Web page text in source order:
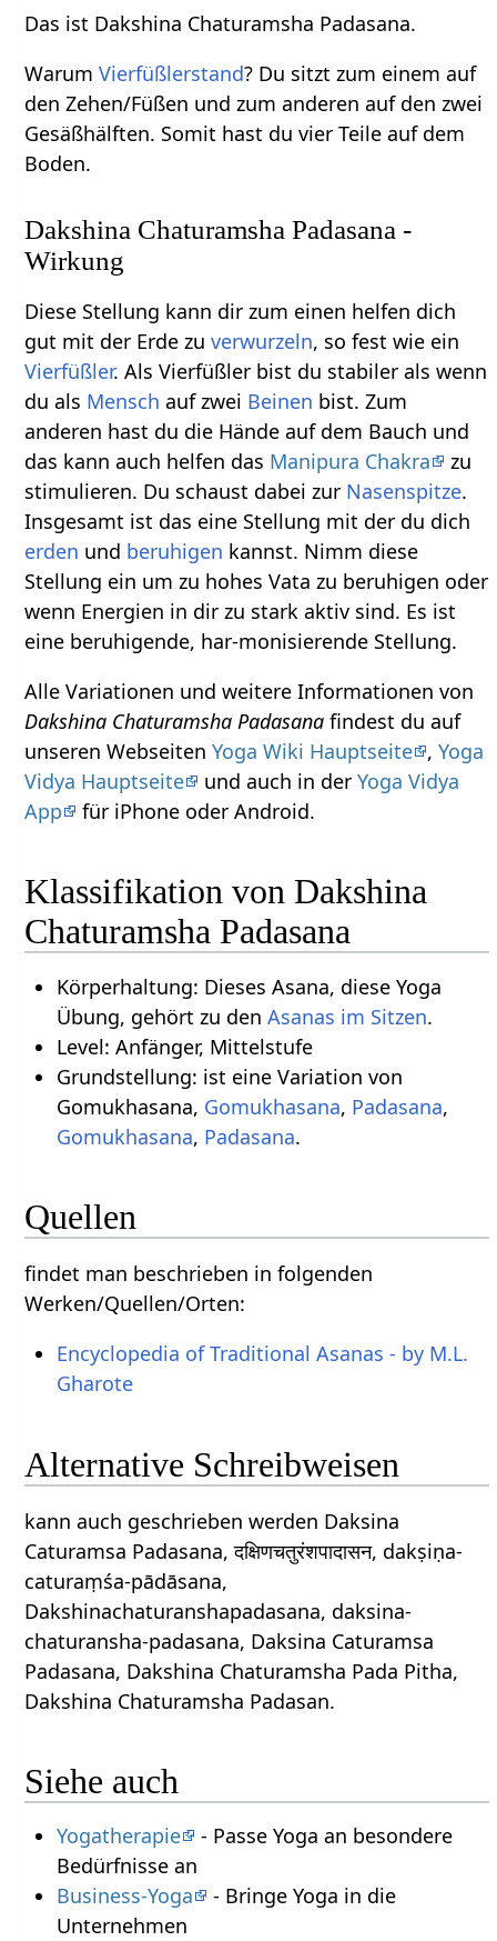
Das ist Dakshina Chaturamsha Padasana.
WarumVierfüßlerstand? Du sitzt zum einem auf
den Zehen/Füßen und zum anderen auf den zwei
Gesäßhälften. Somit hast du vier Teile auf dem
Boden.
Dakshina Chaturamsha Padasana -
Wirkung
Diese Stellung kann dir zum einen helfen dich
gut mit der Erde zuverwurzeln, so fest wie ein
Vierfüßler. Als Vierfüßler bist du stabiler als wenn
du als Mensch auf zwei Beinen bist. Zum
anderen hast du die Hände auf dem Bauch und
das kann auch helfen das Manipura Chakra
zu
stimulieren. Du schaust dabei zur Nasenspitze.
Insgesamt ist das eine Stellung mit der du dich
erden und beruhigen kannst. Nimm diese
Stellung ein um zu hohes Vata zu beruhigen oder
wenn Energien in dir zu stark aktiv sind. Es ist
eine beruhigende, har-monisierende Stellung.
Alle Variationen und weitere Informationen von
Dakshina Chaturamsha Padasana findest du auf
unseren WebseitenYoga Wiki Hauptseite ,Yoga
Vidya Hauptseite
und auch in derYoga Vidya
App
für iPhone oder Android.
Klassifikation von Dakshina
Chaturamsha Padasana
Körperhaltung: Dieses Asana, diese Yoga
Übung, gehört zu den Asanas im Sitzen.
Level: Anfänger, Mittelstufe
Grundstellung: ist eine Variation von
Gomukhasana, Gomukhasana, Padasana,
Gomukhasana, Padasana.
Quellen
findet man beschrieben in folgenden
Werken/Quellen/Orten:
Encyclopedia of Traditional Asanas - by M.L.
Gharote
Alternative Schreibweisen
kann auch geschrieben werden Daksina
Caturamsa Padasana, दक्षिणचतुरंशपादासन, dakṣiṇa-
caturaṃśa-pādāsana,
Dakshinachaturanshapadasana, daksina-
chaturansha-padasana, Daksina Caturamsa
Padasana, Dakshina Chaturamsha Pada Pitha,
Dakshina Chaturamsha Padasan.
Siehe auch
Yogatherapie
- Passe Yoga an besondere
Bedürfnisse an
Business-Yoga
- Bringe Yoga in die
Unternehmen